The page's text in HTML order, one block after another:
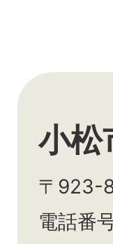
小松
〒923-
電話番